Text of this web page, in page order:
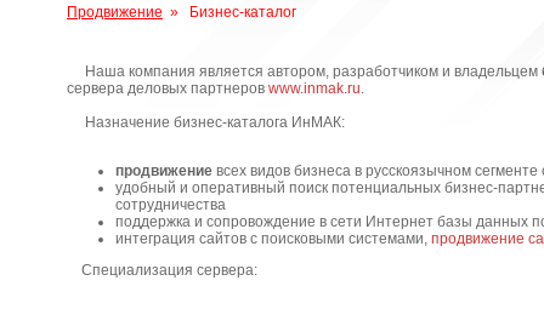
Продвижение » Бизнес-каталог
Наша компания является автором, разработчиком и владельцем
сервера деловых партнеров www.inmak.ru.
Назначение бизнес-каталога ИнМАК:
продвижение всех видов бизнеса в русскоязычном
удобный и оперативный поиск потенциальных бизнес-
сотрудничества
поддержка и сопровождение в сети Интернет базы данных
интеграция сайтов с поисковыми системами, продвижение
Специализация сервера: